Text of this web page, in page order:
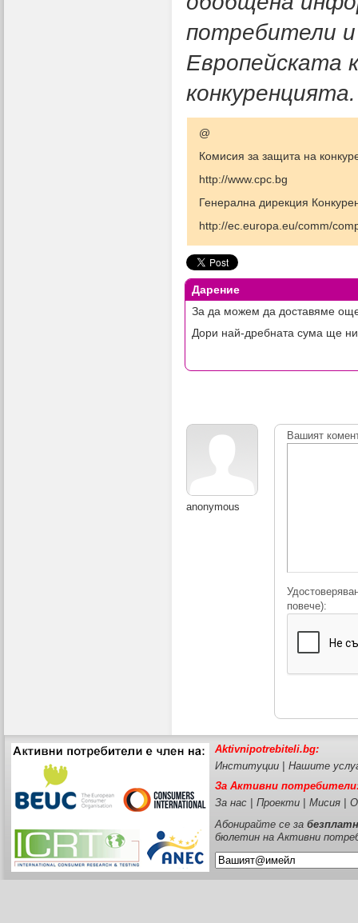
потребители и
Европейската
конкуренцията.
@
Комисия за защита на
http://www.cpc.bg
Генерална дирекция
http://ec.europa.eu/comm/
Дарение
За да можем да доставяме
Дори най-дребната сума ще
anonymous
Вашият
повече):
Aktivnipotrebiteli.bg:
Институции
Нашите
За Активни
За нас
Проекти Мисия
Абонирайте се за
бюлетин на Активни